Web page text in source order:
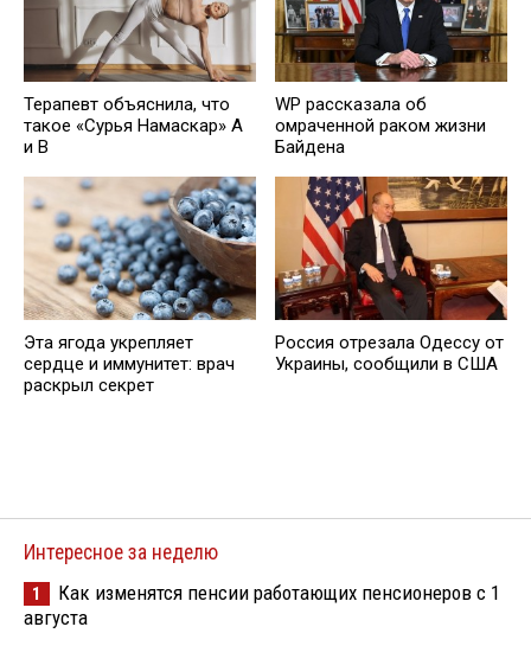
Терапевт объяснила, что
такое «Сурья Намаскар» А
и В
WP рассказала об
омраченной раком жизни
Байдена
Эта ягода укрепляет
сердце и иммунитет: врач
раскрыл секрет
Россия отрезала Одессу от
Украины, сообщили в США
Интересное за неделю
1
Как изменятся пенсии работающих пенсионеров с 1
августа